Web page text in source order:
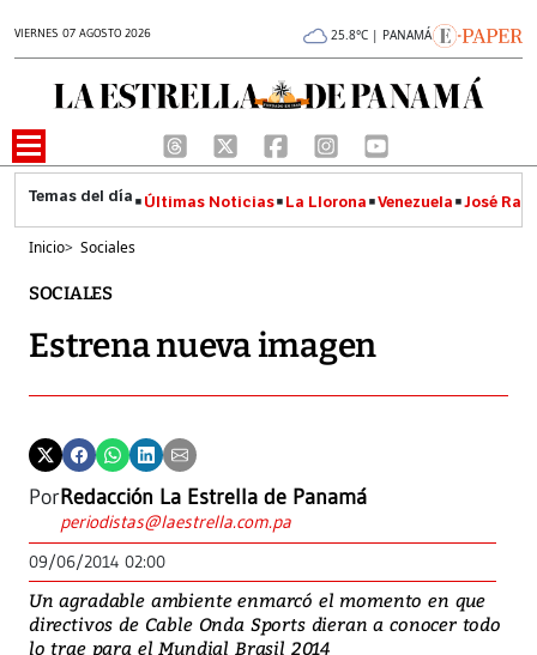
VIERNES 07 AGOSTO 2026 25.8°C | PANAMÁ
Últimas Noticias La Llorona Venezuela José
Inicio> Sociales
SOCIALES
Estrena nueva imagen
PorRedacción La Estrella de Panamá
periodistas@laestrella.com.pa
09/06/2014 02:00
Un agradable ambiente enmarcó el momento en que
directivos de Cable Onda Sports dieran a conocer todo
lo trae para el Mundial Brasil 2014